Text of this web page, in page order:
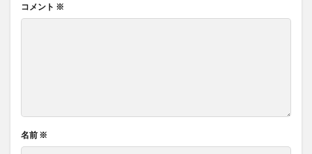
コメント ※
名前 ※